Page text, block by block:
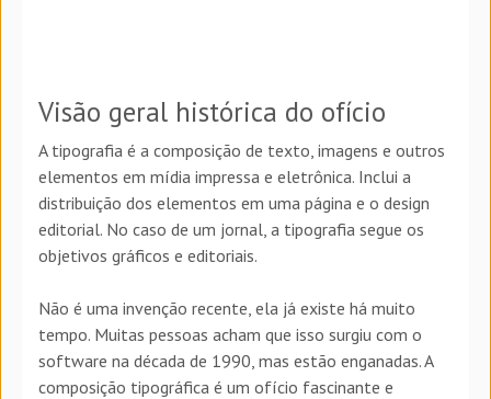
Visão geral histórica do ofício
A tipografia é a composição de texto, imagens e outros
elementos em mídia impressa e eletrônica. Inclui a
distribuição dos elementos em uma página e o design
editorial. No caso de um jornal, a tipografia segue os
objetivos gráficos e editoriais.
Não é uma invenção recente, ela já existe há muito
tempo. Muitas pessoas acham que isso surgiu com o
software na década de 1990, mas estão enganadas. A
composição tipográfica é um ofício fascinante e